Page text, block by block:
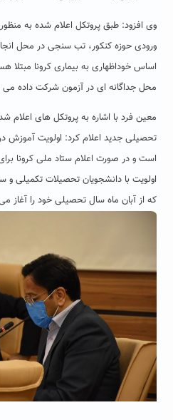
وی افزود: طبق پروتکل اعلام شده به
ورودی حوزه کنکور، تب سنجی در محل
اساس خوداظهاری به بیماری کرونا مبتلا
محل جداگانه ای در آزمون شرکت داده
معین فرد با اشاره به پروتکل های اعلام
تحصیلی جدید اعلام کرد: اولویت
است و در صورت اعلام ستاد ملی کرونا
اولویت با دانشجویان تحصیلات تکمیلی
که از آبان ماه سال تحصیلی خود را آغاز